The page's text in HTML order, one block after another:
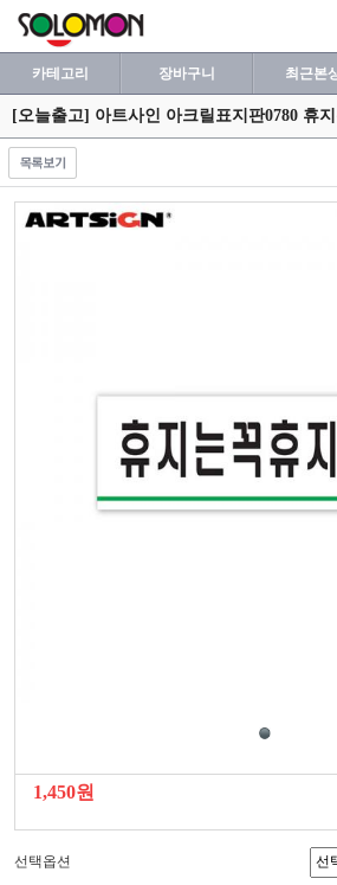
카테고리 장바구니 최근본
[오늘출고] 아트사인 아크릴표지판0780 휴
1,450원
선택옵션